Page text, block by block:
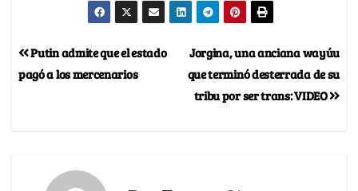
Jorgina, una anciana wayúu
que terminó desterrada de su
tribu por ser trans: VIDEO
Putin admite que el estado
pagó a los mercenarios